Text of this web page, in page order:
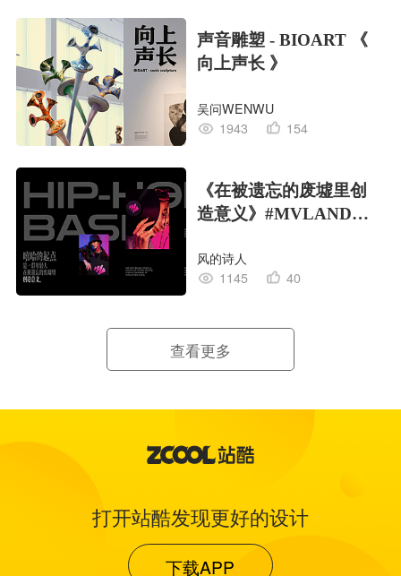
声音雕塑 - BIOART 《
向上声长 》
吴问WENWU
1943
154
《在被遗忘的废墟里创
造意义》#MVLAND嘻
风的诗人
1145
40
查看更多
打开站酷发现更好的设计
下载APP